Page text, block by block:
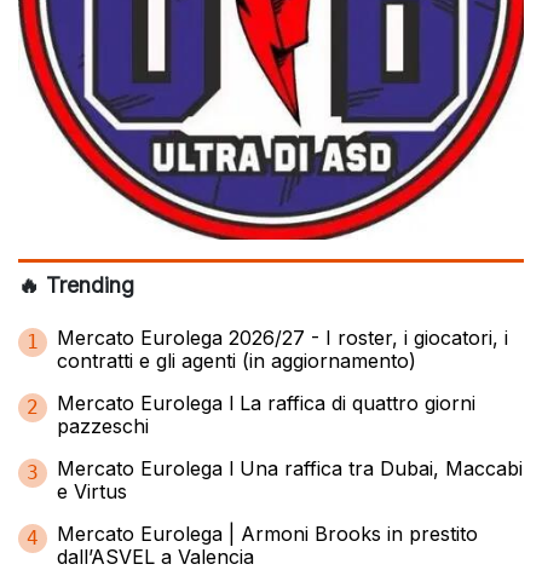
🔥 Trending
1
Mercato Eurolega 2026/27 - I roster, i giocatori, i
contratti e gli agenti (in aggiornamento)
2
Mercato Eurolega l La raffica di quattro giorni
pazzeschi
3
Mercato Eurolega l Una raffica tra Dubai, Maccabi
e Virtus
4
Mercato Eurolega | Armoni Brooks in prestito
dall’ASVEL a Valencia